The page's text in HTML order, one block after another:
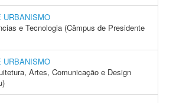
URBANISMO
e Tecnologia (Câmpus de Presidente
URBANISMO
Artes, Comunicação e Design